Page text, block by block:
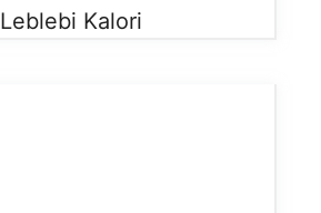
Leblebi Kalori